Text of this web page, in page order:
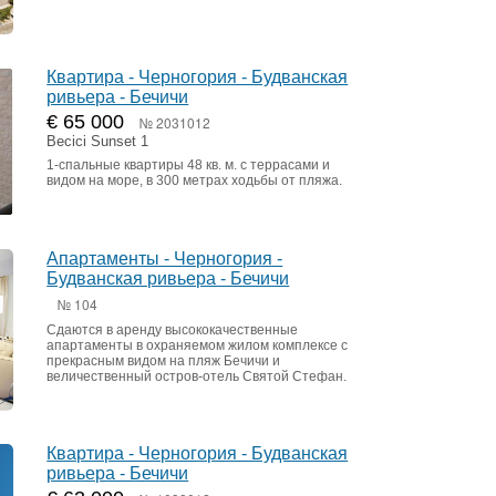
Квартира - Черногория - Будванская
ривьера - Бечичи
€ 65 000 № 2031012
Becici Sunset 1
1-спальные квартиры 48 кв. м. с террасами и
видом на море, в 300 метрах ходьбы от пляжа.
Апартаменты - Черногория -
Будванская ривьера - Бечичи
№ 104
Сдаются в аренду высококачественные
апартаменты в охраняемом жилом комплексе с
прекрасным видом на пляж Бечичи и
величественный остров-отель Святой Стефан.
Квартира - Черногория - Будванская
ривьера - Бечичи